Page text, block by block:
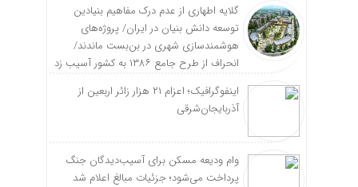
گلایه اطهاری از عدم درک مفاهیم بنیادین
توسعه دانش بنیان در ایران/ پروژه‌های
هوشمندسازی شهری در بن‌بست ماندند/
انحراف از طرح جامع ۱۳۸۶ به کشور آسیب زد
اینفوگرافیک؛ اعزام ۲۱ هزار زائر اربعین از
آذربایجان‌شرقی
وام ودیعه مسکن برای آسیب‌دیدگان جنگ
پرداخت می‌شود؛ جزئیات مبالغ اعلام شد